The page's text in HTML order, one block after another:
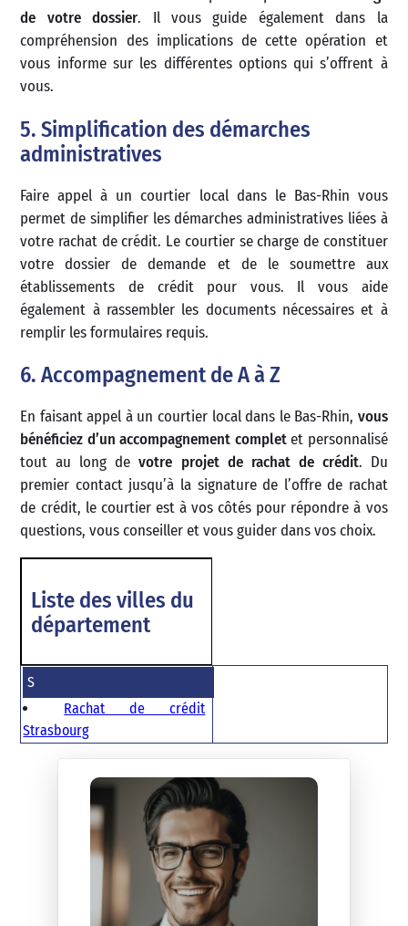
de votre dossier. Il vous guide également dans la
compréhension des implications de cette opération et
vous informe sur les différentes options qui s’offrent à
vous.
5. Simplification des démarches
administratives
Faire appel à un courtier local dans le Bas-Rhin vous
permet de simplifier les démarches administratives liées à
votre rachat de crédit. Le courtier se charge de constituer
votre dossier de demande et de le soumettre aux
établissements de crédit pour vous. Il vous aide
également à rassembler les documents nécessaires et à
remplir les formulaires requis.
6. Accompagnement de A à Z
En faisant appel à un courtier local dans le Bas-Rhin, vous
bénéficiez d’un accompagnement completet personnalisé
tout au long devotre projet de rachat de crédit. Du
premier contact jusqu’à la signature de l’offre de rachat
de crédit, le courtier est à vos côtés pour répondre à vos
questions, vous conseiller et vous guider dans vos choix.
Liste des villes du
département
S
Rachat de crédit
Strasbourg